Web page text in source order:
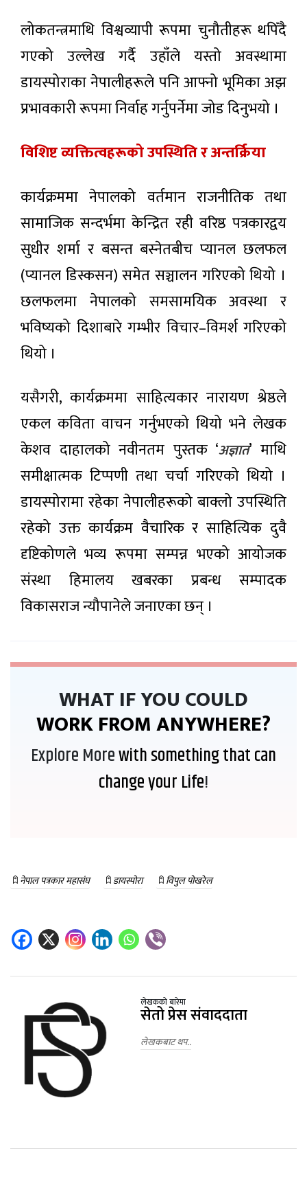
लोकतन्त्रमाथि विश्वव्यापी रूपमा चुनौतीहरू थपिँदै
गएको उल्लेख गर्दै उहाँले यस्तो अवस्थामा
डायस्पोराका नेपालीहरूले पनि आफ्नो भूमिका अझ
प्रभावकारी रूपमा निर्वाह गर्नुपर्नेमा जोड दिनुभयो ।
विशिष्ट व्यक्तित्वहरूको उपस्थिति र अन्तर्क्रिया
कार्यक्रममा नेपालको वर्तमान राजनीतिक तथा
सामाजिक सन्दर्भमा केन्द्रित रही वरिष्ठ पत्रकारद्वय
सुधीर शर्मा र बसन्त बस्नेतबीच प्यानल छलफल
(प्यानल डिस्कसन) समेत सञ्चालन गरिएको थियो ।
छलफलमा नेपालको समसामयिक अवस्था र
भविष्यको दिशाबारे गम्भीर विचार–विमर्श गरिएको
थियो ।
यसैगरी, कार्यक्रममा साहित्यकार नारायण श्रेष्ठले
एकल कविता वाचन गर्नुभएको थियो भने लेखक
केशव दाहालको नवीनतम पुस्तक ‘अज्ञात’ माथि
समीक्षात्मक टिप्पणी तथा चर्चा गरिएको थियो ।
डायस्पोरामा रहेका नेपालीहरूको बाक्लो उपस्थिति
रहेको उक्त कार्यक्रम वैचारिक र साहित्यिक दुवै
दृष्टिकोणले भव्य रूपमा सम्पन्न भएको आयोजक
संस्था हिमालय खबरका प्रबन्ध सम्पादक
विकासराज न्यौपानेले जनाएका छन् ।
WHAT IF YOU COULD
WORK FROM ANYWHERE?
Explore Morewith something that can
change your Life!
नेपाल पत्रकार महासंघ डायस्पोरा विपुल पोखरेल
लेखकको बारेमा
सेतो प्रेस संवाददाता
लेखकबाट थप..